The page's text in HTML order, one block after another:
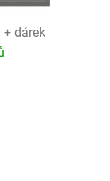
+ dárek